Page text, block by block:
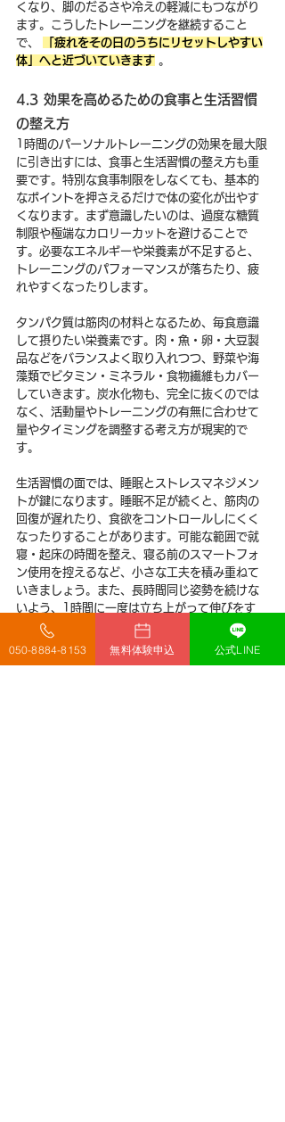
くなり、脚のだるさや冷えの軽減にもつながり
ます。こうしたトレーニングを継続すること
で、
「疲れをその日のうちにリセットしやすい
体」へと近づいていきます 。
4.3 効果を高めるための食事と生活習慣
の整え方
1時間のパーソナルトレーニングの効果を最大限
に引き出すには、食事と生活習慣の整え方も重
要です。特別な食事制限をしなくても、基本的
なポイントを押さえるだけで体の変化が出やす
くなります。まず意識したいのは、過度な糖質
制限や極端なカロリーカットを避けることで
す。必要なエネルギーや栄養素が不足すると、
トレーニングのパフォーマンスが落ちたり、疲
れやすくなったりします。
タンパク質は筋肉の材料となるため、毎食意識
して摂りたい栄養素です。肉・魚・卵・大豆製
品などをバランスよく取り入れつつ、野菜や海
藻類でビタミン・ミネラル・食物繊維もカバー
していきます。炭水化物も、完全に抜くのでは
なく、活動量やトレーニングの有無に合わせて
量やタイミングを調整する考え方が現実的で
す。
生活習慣の面では、睡眠とストレスマネジメン
トが鍵になります。睡眠不足が続くと、筋肉の
回復が遅れたり、食欲をコントロールしにくく
なったりすることがあります。可能な範囲で就
寝・起床の時間を整え、寝る前のスマートフォ
ン使用を控えるなど、小さな工夫を積み重ねて
いきましょう。また、長時間同じ姿勢を続けな
いよう、1時間に一度は立ち上がって伸びをす
る、軽く歩くなどの「こまめなリセット習慣」
を持つことも、日々の疲労を溜め込まないうえ
050-8884-8153 無料体験申込 公式LINE